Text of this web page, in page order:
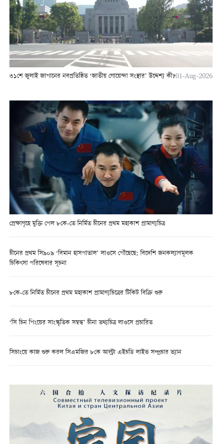
৩১শে জুলাই জাপানের নবপ্রতিষ্ঠিত ‘জাতীয় গোয়েন্দা সংস্থার’ উদ্দেশ্য কী?01-Aug-2026
প্রেক্ষাগৃহে মুক্তি পেল ৮কে-তে নির্মিত চীনের প্রথম মহাকাশ প্রামাণ্যচিত্র
চীনের প্রথম সি৯০৯ ‘বিমান হাসপাতাল’ লাওসে পৌঁছেছে: বিদেশি জনকল্যাণমূলক
চিকিৎসা পরিষেবার সূচনা
৮কে-তে নির্মিত চীনের প্রথম মহাকাশ প্রামাণ্যচিত্রের টিকিট বিক্রি শুরু
‘সি চিন পিংয়ের সাংস্কৃতিক সম্বন্ধ’ চীনা তথ্যচিত্র লাওসে প্রচারিত
সিচাংয়ে কাজ শুরু করল সিএমজির ৮কে আল্ট্রা এইচডি লাইভ সম্প্রচার ভ্যান